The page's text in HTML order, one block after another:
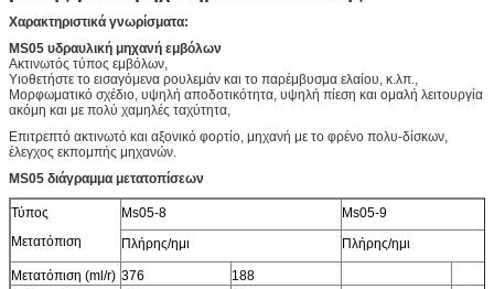
Χαρακτηριστικά γνωρίσματα:
MS05 υδραυλική μηχανή εμβόλων
Ακτινωτός τύπος εμβόλων,
Υιοθετήστε το εισαγόμενα ρουλεμάν και το παρέμβυσμα ελαίου, κ.λπ.,
Μορφωματικό σχέδιο, υψηλή αποδοτικότητα, υψηλή πίεση και ομαλή λειτουργία
ακόμη και με πολύ χαμηλές ταχύτητα,
Επιτρεπτό ακτινωτό και αξονικό φορτίο, μηχανή με το φρένο πολυ-δίσκων,
έλεγχος εκπομπής μηχανών.
MS05 διάγραμμα μετατοπίσεων
Τύπος
Μετατόπιση
Ms05-8
Ms05-9
Πλήρης/ημι
Πλήρης/ημι
Μετατόπιση (ml/r) 376
188